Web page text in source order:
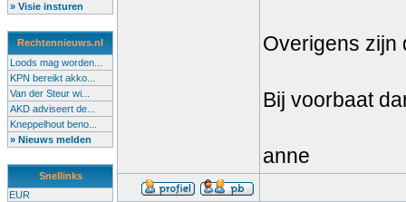
» Visie insturen
Rechtennieuws.nl
Loods mag worden...
KPN bereikt akko...
Van der Steur wi...
AKD adviseert de...
Kneppelhout beno...
» Nieuws melden
Snellinks
EUR
Overigens zijn
Bij voorbaat
anne